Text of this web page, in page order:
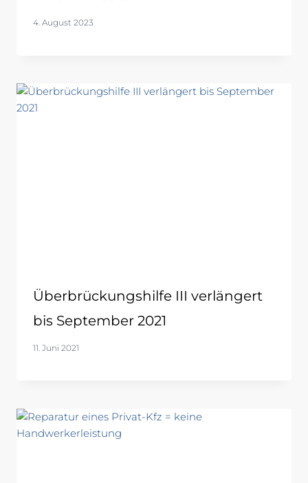
4. August 2023
Überbrückungshilfe III verlängert
bis September 2021
11. Juni 2021